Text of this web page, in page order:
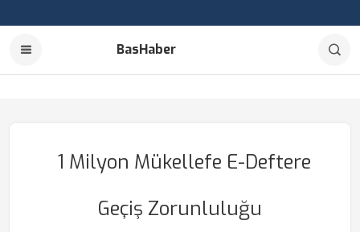
BasHaber
1 Milyon Mükellefe E-Deftere
Geçiş Zorunluluğu